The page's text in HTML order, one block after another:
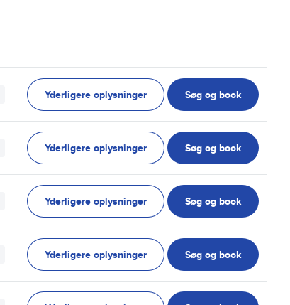
Yderligere oplysninger Søg og book
Yderligere oplysninger Søg og book
Yderligere oplysninger Søg og book
Yderligere oplysninger Søg og book